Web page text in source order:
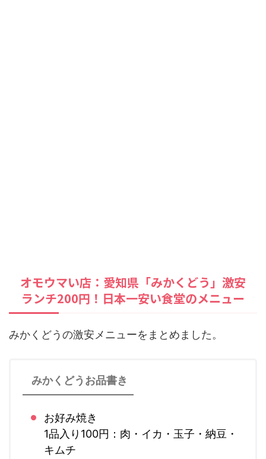
オモウマい店：愛知県「みかくどう」激安
ランチ200円！日本一安い食堂のメニュー
みかくどうの激安メニューをまとめました。
みかくどうお品書き
お好み焼き
1品入り100円：肉・イカ・玉子・納豆・
キムチ